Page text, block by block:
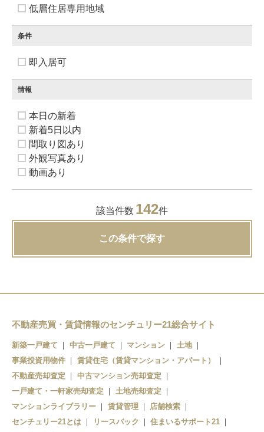
低層住居専用地域
条件
即入居可
情報
本日の新着
新着5日以内
間取り図あり
外観写真あり
動画あり
該当件数 142件
この条件で探す
不動産売買・賃貸情報のセンチュリー21総合サイト
新築一戸建て 中古一戸建て マンション
土地
事業投資用物件
賃貸住宅（賃貸マンション・アパート）
不動産売却査定
中古マンション売却査定
一戸建て・一軒家売却査定
土地売却査定
マンションライブラリー
賃貸管理
店舗検索
センチュリー21とは
リースバック
住まいるサポート21